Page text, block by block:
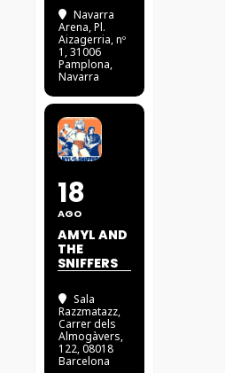
Navarra
Arena, Pl.
Aizagerria, nº
1, 31006
Pamplona,
Navarra
18
AGO
AMYL AND
THE
SNIFFERS
Sala
Razzmatazz,
Carrer dels
Almogàvers,
122, 08018
Barcelona